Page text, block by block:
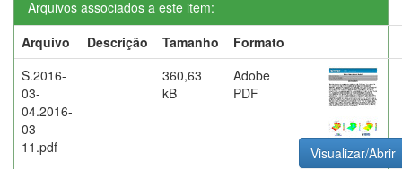
Arquivos associados a este item:
Arquivo
Descrição Tamanho
Formato
S.2016-
03-
04.2016-
03-
11.pdf
360,63
kB
Adobe
PDF
Visualizar/Abrir